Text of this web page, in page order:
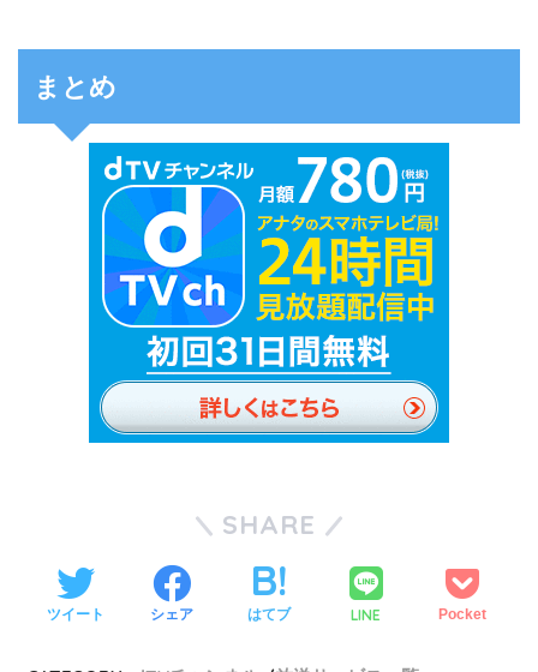
まとめ
SHARE
ツイート シェア はてブ LINE Pocket